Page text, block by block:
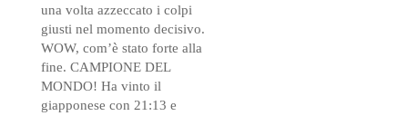
una volta azzeccato i colpi
giusti nel momento decisivo.
WOW, com’è stato forte alla
fine. CAMPIONE DEL
MONDO! Ha vinto il
giapponese con 21:13 e